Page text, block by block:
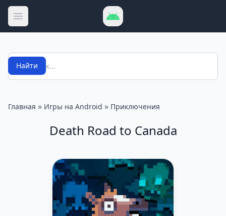
Открыть меню
Поиск
Найти
Главная » Игры на Android » Приключения
Death Road to Canada